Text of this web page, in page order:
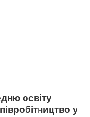
освіту
у